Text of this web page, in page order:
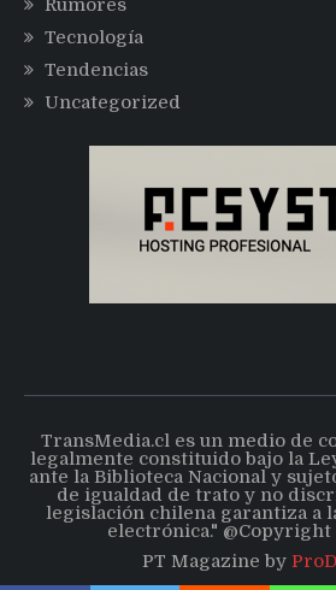
Rumores
Tecnología
Tendencias
Uncategorized
TransMedia.cl es un medio de
legalmente constituido bajo la
ante la Biblioteca Nacional y
de igualdad de trato y no
legislación chilena garantiza a
electrónica."
PT Magazine by